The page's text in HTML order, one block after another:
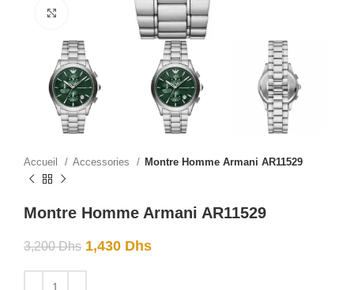
Click to enlarge
Accueil Accessories Montre Homme Armani AR11529
Montre Homme Armani AR11529
3,200Dhs 1,430 Dhs